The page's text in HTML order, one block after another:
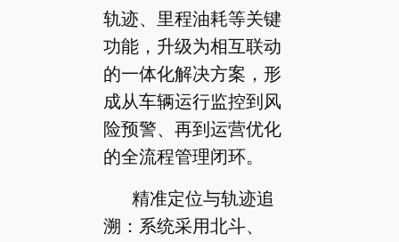
轨迹、里程油耗等关键
功能，升级为相互联动
的一体化解决方案，形
成从车辆运行监控到风
险预警、再到运营优化
的全流程管理闭环。
精准定位与轨迹追
溯：系统采用北斗、